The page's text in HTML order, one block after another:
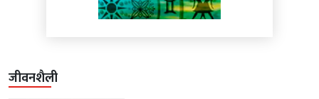
जीवनशैली